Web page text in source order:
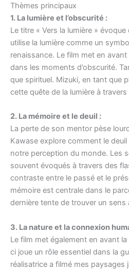
Thèmes principaux
1. La lumière et l’obscurité :
Le titre « Vers la lumière »
utilise la lumière comme un
renaissance. Le film met en
dans les moments d’obscurité.
que spirituel. Mizuki, en tant que
cette quête de la lumière à
2. La mémoire et le deuil :
La perte de son mentor pèse
Kawase explore comment le
notre perception du monde. Les
souvent évoqués à travers des
contraste entre le passé et le
mémoire est centrale dans le
dernière tente de trouver un sens
3. La nature et la connexion
Le film met également en avant
ci joue un rôle essentiel dans la
réalisatrice a filmé mes paysages